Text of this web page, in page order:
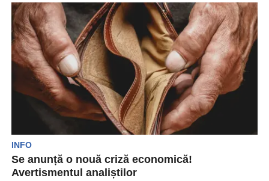
INFO
Se anunță o nouă criză economică!
Avertismentul analiștilor